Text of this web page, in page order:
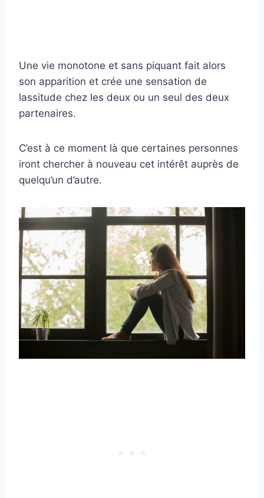
Une vie monotone et sans piquant fait alors
son apparition et crée une sensation de
lassitude chez les deux ou un seul des deux
partenaires.
C’est à ce moment là que certaines personnes
iront chercher à nouveau cet intérêt auprès de
quelqu’un d’autre.